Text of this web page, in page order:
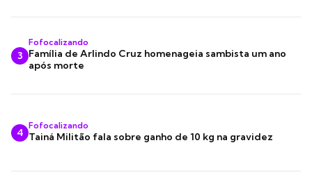
3
Fofocalizando
Família de Arlindo Cruz homenageia sambista um ano
após morte
4
Fofocalizando
Tainá Militão fala sobre ganho de 10 kg na gravidez